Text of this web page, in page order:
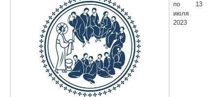
по 13
июля
2023